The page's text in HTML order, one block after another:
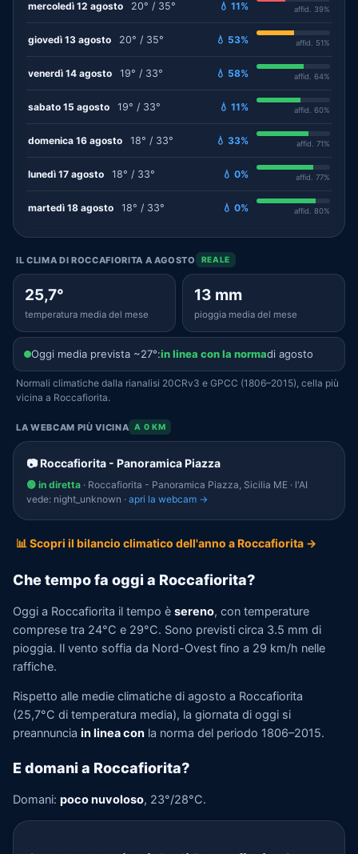
mercoledì 12 agosto 20° / 35° 💧 11% affid. 39%
giovedì 13 agosto 20° / 35° 💧 53% affid. 51%
venerdì 14 agosto 19° / 33° 💧 58% affid. 64%
sabato 15 agosto 19° / 33° 💧 11% affid. 60%
domenica 16 agosto 18° / 33° 💧 33% affid. 71%
lunedì 17 agosto 18° / 33° 💧 0% affid. 77%
martedì 18 agosto 18° / 33° 💧 0% affid. 80%
IL CLIMA DI ROCCAFIORITA A AGOSTO REALE
25,7°
temperatura media del mese
13 mm
pioggia media del mese
Oggi media prevista ~27°:in linea con la normadi agosto
Normali climatiche dalla rianalisi 20CRv3 e GPCC (1806–2015), cella più
vicina a Roccafiorita.
LA WEBCAM PIÙ VICINA A 0 KM
📷 Roccafiorita - Panoramica Piazza
🟢 in diretta · Roccafiorita - Panoramica Piazza, Sicilia ME · l'AI
vede: night_unknown · apri la webcam →
📊 Scopri il bilancio climatico dell'anno a Roccafiorita →
Che tempo fa oggi a Roccafiorita?
Oggi a Roccafiorita il tempo è sereno, con temperature
comprese tra 24°C e 29°C. Sono previsti circa 3.5 mm di
pioggia. Il vento soffia da Nord-Ovest fino a 29 km/h nelle
raffiche.
Rispetto alle medie climatiche di agosto a Roccafiorita
(25,7°C di temperatura media), la giornata di oggi si
preannuncia in linea con la norma del periodo 1806–2015.
E domani a Roccafiorita?
Domani: poco nuvoloso, 23°/28°C.